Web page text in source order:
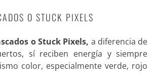
O STUCK PIXELS
o Stuck Pixels, a diferencia de
sí reciben energía y siempre
color, especialmente verde, rojo